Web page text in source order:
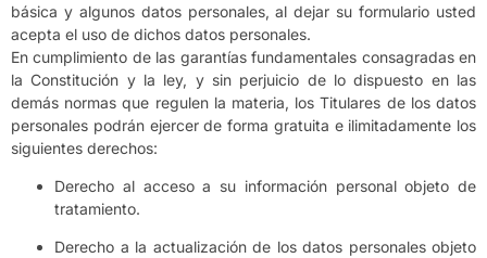
básica y algunos datos personales, al dejar su formulario usted
acepta el uso de dichos datos personales.
En cumplimiento de las garantías fundamentales consagradas en
la Constitución y la ley, y sin perjuicio de lo dispuesto en las
demás normas que regulen la materia, los Titulares de los datos
personales podrán ejercer de forma gratuita e ilimitadamente los
siguientes derechos:
Derecho al acceso a su información personal objeto de
tratamiento.
Derecho a la actualización de los datos personales objeto